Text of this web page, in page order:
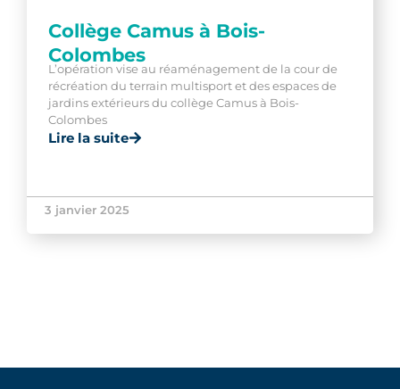
Collège Camus à Bois-
Colombes
L’opération vise au réaménagement de la cour de
récréation du terrain multisport et des espaces de
jardins extérieurs du collège Camus à Bois-
Colombes
Lire la suite
3 janvier 2025